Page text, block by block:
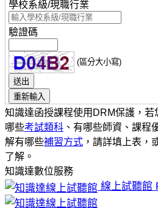
學校系級/現職行業
驗證碼
(區分大小寫)
知識達函授課程使用DRM保護，若
哪些考試類科 、有哪些師資、課程
解有哪些補習方式 ，請詳填上表，
了解。
知識達數位服務
線上試聽館